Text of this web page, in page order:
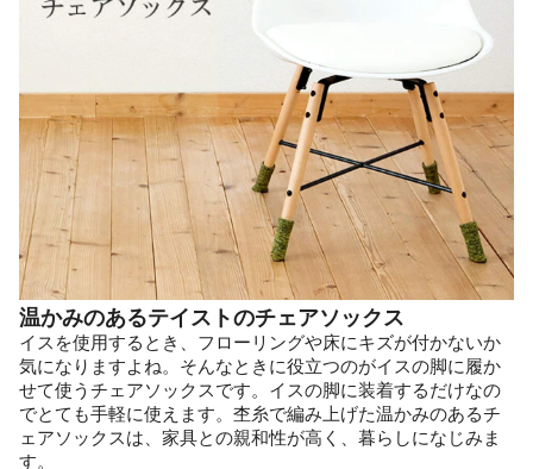
温かみのあるテイストのチェアソックス
イスを使用するとき、フローリングや床にキズが付かないか
気になりますよね。そんなときに役立つのがイスの脚に履か
せて使うチェアソックスです。イスの脚に装着するだけなの
でとても手軽に使えます。杢糸で編み上げた温かみのあるチ
ェアソックスは、家具との親和性が高く、暮らしになじみま
す。